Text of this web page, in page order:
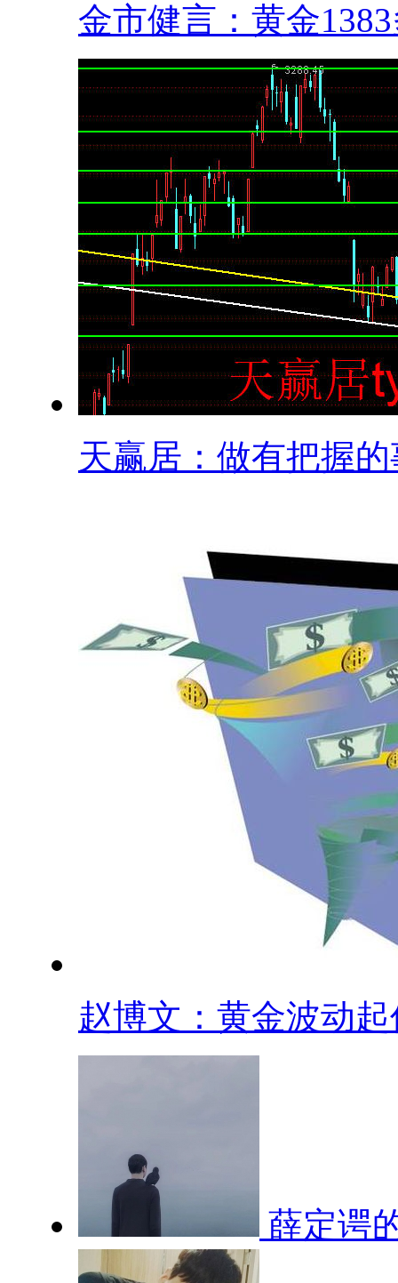
金市健言：黄金
天赢居：做有把握的
赵博文：黄金波动起
薛定谔